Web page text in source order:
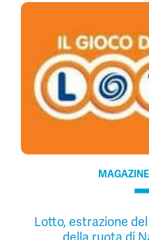
MAGAZINE
Lotto, estrazione
della ruota di